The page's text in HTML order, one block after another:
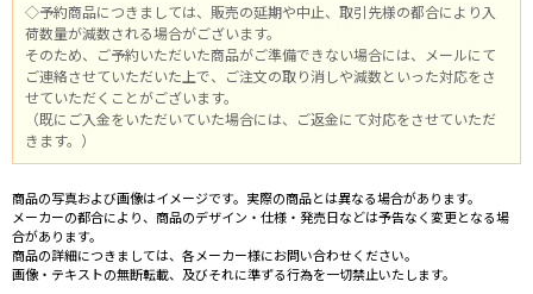
◇予約商品につきましては、販売の延期や中止、取引先様の都合により入
荷数量が減数される場合がございます。
そのため、ご予約いただいた商品がご準備できない場合には、メールにて
ご連絡させていただいた上で、ご注文の取り消しや減数といった対応をさ
せていただくことがございます。
（既にご入金をいただいていた場合には、ご返金にて対応をさせていただ
きます。）
商品の写真および画像はイメージです。実際の商品とは異なる場合があります。
メーカーの都合により、商品のデザイン・仕様・発売日などは予告なく変更となる場
合があります。
商品の詳細につきましては、各メーカー様にお問い合わせください。
画像・テキストの無断転載、及びそれに準ずる行為を一切禁止いたします。